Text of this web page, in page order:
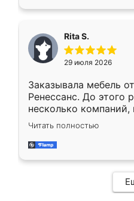
каких-либо
довольна, все
Rita S.
29 июля 2026
Заказывала мебель
Ренессанс. До этого
несколько компаний,
эту. Сначала
приехал замерщик,
и снял размеры.
мебель сразу встала
каких-либо
Читать полностью